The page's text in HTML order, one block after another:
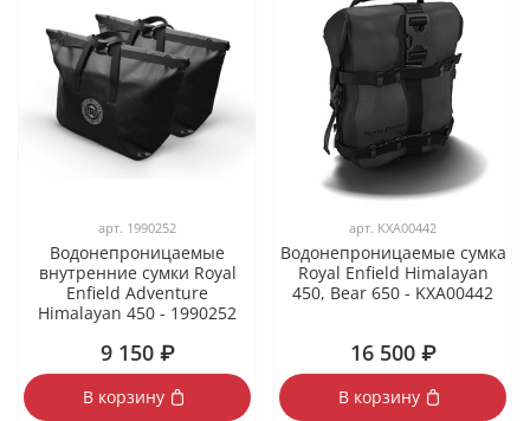
арт. 1990252
Водонепроницаемые
внутренние сумки Royal
Enfield Adventure
Himalayan 450 - 1990252
9 150 ₽
В корзину
арт. KXA00442
Водонепроницаемые сумка
Royal Enfield Himalayan
450, Bear 650 - KXA00442
16 500 ₽
В корзину